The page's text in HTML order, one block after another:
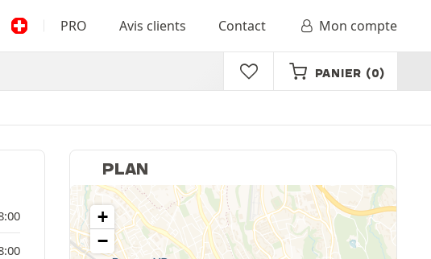
PRO Avis clients Contact Mon compte
PANIER (0)
PLAN
+
−